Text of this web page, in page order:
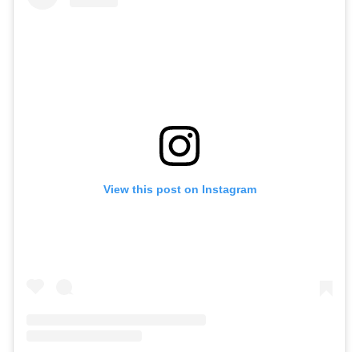
View this post on Instagram